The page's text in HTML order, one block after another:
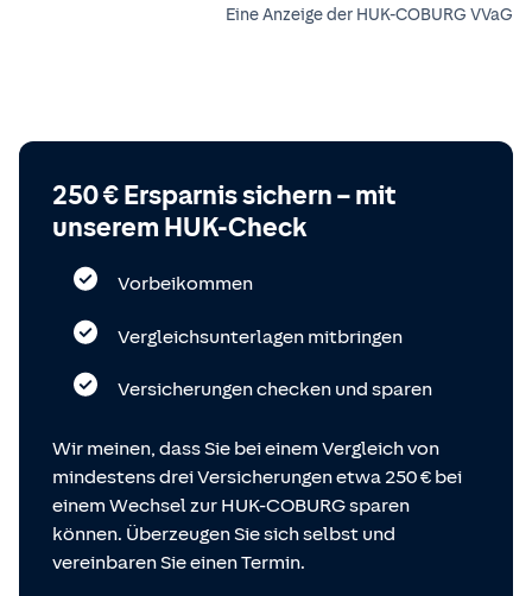
Eine Anzeige der HUK-COBURG VVaG
250 € Ersparnis sichern – mit
unserem HUK-Check
Vorbeikommen
Vergleichsunterlagen mitbringen
Versicherungen checken und sparen
Wir meinen, dass Sie bei einem Vergleich von
mindestens drei Versicherungen etwa 250 € bei
einem Wechsel zur HUK-COBURG sparen
können. Überzeugen Sie sich selbst und
vereinbaren Sie einen Termin.